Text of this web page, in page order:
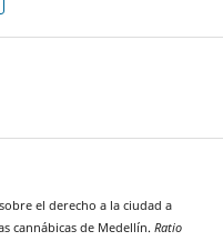
el derecho a la ciudad a
cannábicas de Medellín. Ratio